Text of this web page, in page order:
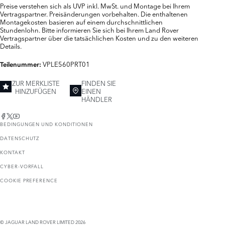
Preise verstehen sich als UVP inkl. MwSt. und Montage bei Ihrem
Vertragspartner. Preisänderungen vorbehalten. Die enthaltenen
Montagekosten basieren auf einem durchschnittlichen
Stundenlohn. Bitte informieren Sie sich bei Ihrem Land Rover
Vertragspartner über die tatsächlichen Kosten und zu den weiteren
Details.
Teilenummer: VPLE560PRT01
ZUR MERKLISTE
HINZUFÜGEN
FINDEN SIE
EINEN
HÄNDLER
BEDINGUNGEN UND KONDITIONEN
DATENSCHUTZ
KONTAKT
CYBER-VORFALL
COOKIE PREFERENCE
© JAGUAR LAND ROVER LIMITED 2026